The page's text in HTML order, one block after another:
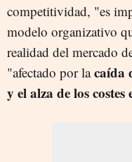
competitividad, "es
modelo organizativo
realidad del mercado
"afectado por lacaída
y el alza de los costes